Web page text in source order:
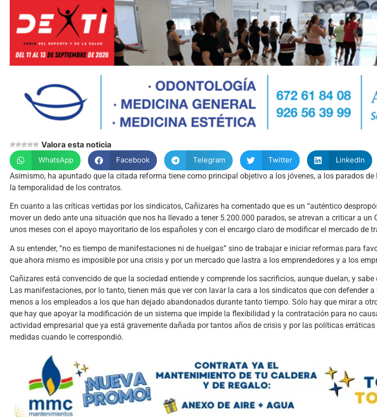
Valora esta noticia
WhatsApp Facebook Telegram Twitter
LinkedIn
Asimismo, ha apuntado que la citada reforma tiene como principal objetivo a los jóvenes, a los parados
la temporalidad de los contratos.
En cuanto a las críticas vertidas por los sindicatos, Cañizares ha comentado que es un “auténtico
mover un dedo ante una situación que nos ha llevado a tener 5.200.000 parados, se atrevan a criticar a un
unos meses con el apoyo mayoritario de los españoles y con el encargo claro de modificar el mercado de
A su entender, “no es tiempo de manifestaciones ni de huelgas” sino de trabajar e iniciar reformas para
que ahora mismo es imposible por una crisis y por un mercado que lastra a los emprendedores y a los
Cañizares está convencido de que la sociedad entiende y comprende los sacrificios, aunque duelan, y
Las manifestaciones, por lo tanto, tienen más que ver con lavar la cara a los sindicatos que con defender
menos a los empleados a los que han dejado abandonados durante tanto tiempo. Sólo hay que mirar a
que hay que apoyar la modificación de un sistema que impide la flexibilidad y la contratación para no
actividad empresarial que ya está gravemente dañada por tantos años de crisis y por las políticas
medidas cuando le correspondió.